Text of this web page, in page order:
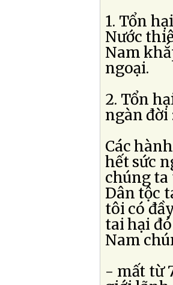
1. Tổn
Nước
Nam
ngoại.
2. Tổn
ngàn đời
Các
hết sức
chúng ta
Dân tộc
tôi có
tai hại
Nam
- mất từ